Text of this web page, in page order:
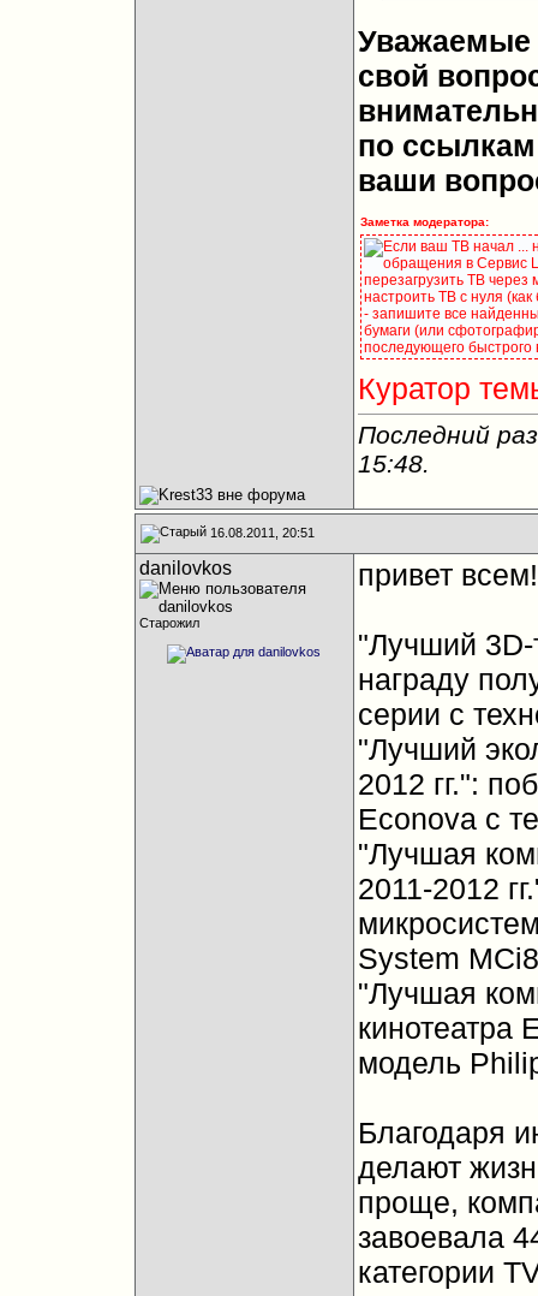
Уважаемые
свой
по ссылкам
ваши
Заметка модератора:
Если ваш ТВ начал ...
обращения в Сервис
перезагрузить ТВ
настроить ТВ с нуля
- запишите все
бумаги (или
последующего быстрого
Куратор
Последний
15:48.
16.08.2011, 20:51
danilovkos
Старожил
привет всем!
"Лучший 3D-
награду
серии с
"Лучший
2012 гг.":
Econova с
"Лучшая
2011-2012
System
"Лучшая
кинотеатра
модель
Благодаря
делают
проще,
завоевала
категории